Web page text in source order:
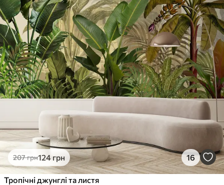
207грн124 грн 16
Тропічні джунглі та листя